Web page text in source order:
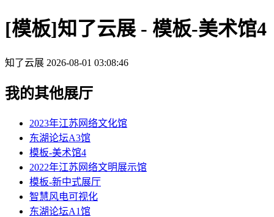
[模板]知了云展 - 模板-美术馆4
知了云展 2026-08-01 03:08:46
我的其他展厅
2023年江苏网络文化馆
东湖论坛A3馆
模板-美术馆4
2022年江苏网络文明展示馆
模板-新中式展厅
智慧风电可视化
东湖论坛A1馆